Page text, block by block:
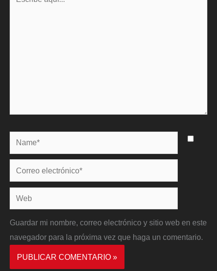
Name*
Correo
electrónico*
Web
Guardar mi nombre, correo electrónico y sitio web en este
navegador para la próxima vez que haga un comentario.